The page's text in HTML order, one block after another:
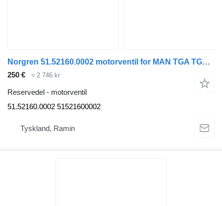
Norgren 51.52160.0002 motorventil for MAN TGA TGS TGX buss
250 € ≈ 2 746 kr
Reservedel - motorventil
51.52160.0002 51521600002
Tyskland, Ramin